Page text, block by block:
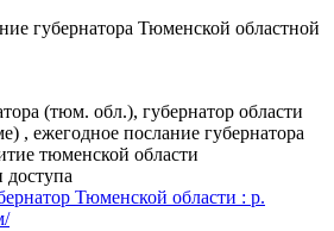
губернатора Тюменской областной
(тюм. обл.), губернатор области
, ежегодное послание губернатора
тюменской области
доступа
Тюменской области : р.